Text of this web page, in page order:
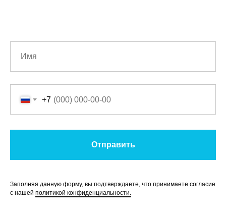
+7
Отправить
Заполняя данную форму, вы подтверждаете, что принимаете согласие
с нашей политикой конфиденциальности.